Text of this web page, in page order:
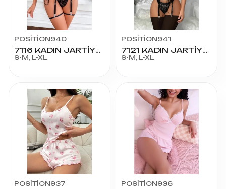
POSİTİON940
7116 KADIN JARTİYERLİ TAKIM
S-M, L-XL
POSİTİON941
7121 KADIN JARTİYERLİ TAKIM
S-M, L-XL
POSİTİON937 POSİTİON936